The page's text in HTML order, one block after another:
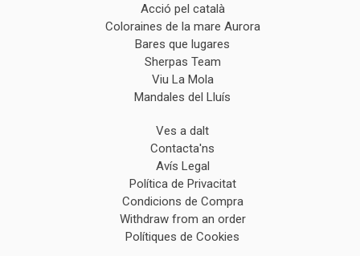
Acció pel català
Coloraines de la mare Aurora
Bares que lugares
Sherpas Team
Viu La Mola
Mandales del Lluís
Ves a dalt
Contacta'ns
Avís Legal
Política de Privacitat
Condicions de Compra
Withdraw from an order
Polítiques de Cookies